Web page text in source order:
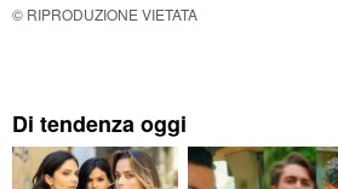
© RIPRODUZIONE VIETATA
Di tendenza oggi